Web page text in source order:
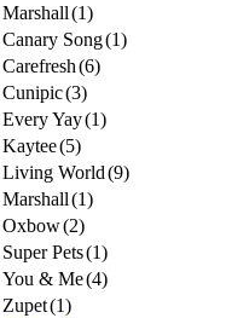
Marshall(1)
Canary Song(1)
Carefresh(6)
Cunipic(3)
Every Yay(1)
Kaytee(5)
Living World(9)
Marshall(1)
Oxbow(2)
Super Pets(1)
You & Me(4)
Zupet(1)